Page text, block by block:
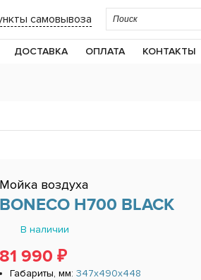
самовывоза
ДОСТАВКА ОПЛАТА КОНТАКТЫ
Мойка воздуха
BONECO H700 BLACK
В наличии
81 990 ₽
Габариты, мм: 347x490x448